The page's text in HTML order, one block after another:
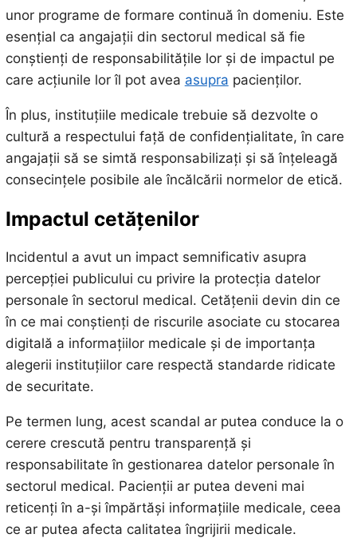
unor programe de formare continuă în domeniu. Este
esențial ca angajații din sectorul medical să fie
conștienți de responsabilitățile lor și de impactul pe
care acțiunile lor îl pot avea asupra pacienților.
În plus, instituțiile medicale trebuie să dezvolte o
cultură a respectului față de confidențialitate, în care
angajații să se simtă responsabilizați și să înțeleagă
consecințele posibile ale încălcării normelor de etică.
Impactul cetățenilor
Incidentul a avut un impact semnificativ asupra
percepției publicului cu privire la protecția datelor
personale în sectorul medical. Cetățenii devin din ce
în ce mai conștienți de riscurile asociate cu stocarea
digitală a informațiilor medicale și de importanța
alegerii instituțiilor care respectă standarde ridicate
de securitate.
Pe termen lung, acest scandal ar putea conduce la o
cerere crescută pentru transparență și
responsabilitate în gestionarea datelor personale în
sectorul medical. Pacienții ar putea deveni mai
reticenți în a-și împărtăși informațiile medicale, ceea
ce ar putea afecta calitatea îngrijirii medicale.